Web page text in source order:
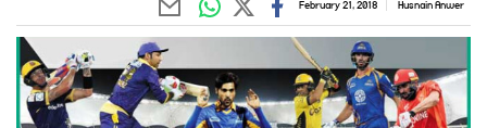
Husnain Anwer
February 21, 2018